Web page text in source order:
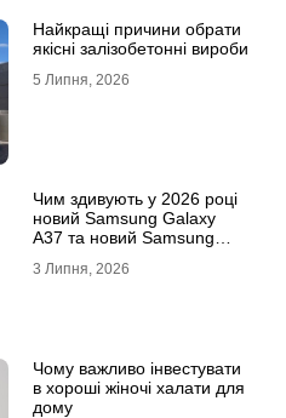
Найкращі причини обрати
якісні залізобетонні вироби
5 Липня, 2026
Чим здивують у 2026 році
новий Samsung Galaxy
A37 та новий Samsung
3 Липня, 2026
Чому важливо інвестувати
в хороші жіночі халати для
дому